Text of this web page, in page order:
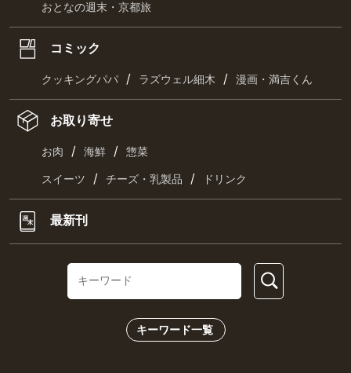
おとなの週末・京都旅
コミック
クッキングパパ / ラズウェル細木 / 漫画・満吉くん
お取り寄せ
お肉 / 海鮮 / 惣菜
スイーツ / チーズ・乳製品 / ドリンク
最新刊
キーワード一覧